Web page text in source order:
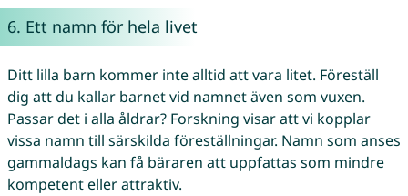
6. Ett namn för hela livet
Ditt lilla barn kommer inte alltid att vara litet. Föreställ
dig att du kallar barnet vid namnet även som vuxen.
Passar det i alla åldrar? Forskning visar att vi kopplar
vissa namn till särskilda föreställningar. Namn som anses
gammaldags kan få bäraren att uppfattas som mindre
kompetent eller attraktiv.